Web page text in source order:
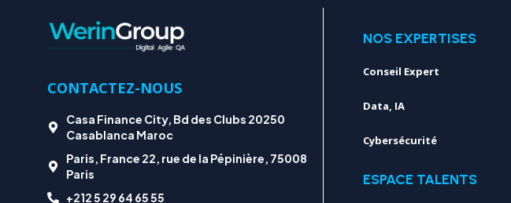
CONTACTEZ-NOUS
Casa Finance City, Bd des Clubs 20250
Casablanca Maroc
Paris, France 22, rue de la Pépinière, 75008
Paris
+212 5 29 64 65 55
NOS EXPERTISES
Conseil Expert
Data, IA
Cybersécurité
ESPACE TALENTS